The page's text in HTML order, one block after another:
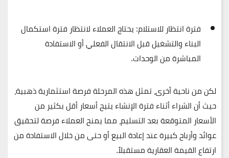
فترة انتظار للاستلام: يحتاج العملاء لانتظار فترة استكمال
البناء والتشغيل قبل الانتقال الفعلي أو الاستفادة
المباشرة من الوحدات.
لكن من ناحية أخرى، تمثل هذه المرحلة فرصة استثمارية ذهبية،
حيث أن الشراء أثناء فترة الإنشاء يتيحأسعار أقل بكثير من
الأسعار المتوقعة بعد التسليم، مما يمنح العملاء فرصة لتحقيق
عوائد وأرباح كبيرةعند إعادة البيع أو حتى من خلال الاستفادة من
ارتفاع القيمة العقارية مستقبلاً.